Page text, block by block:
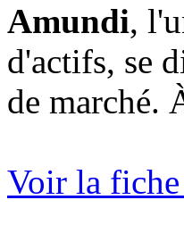
Amundi,
d'actifs, se
de marché.
Voir la